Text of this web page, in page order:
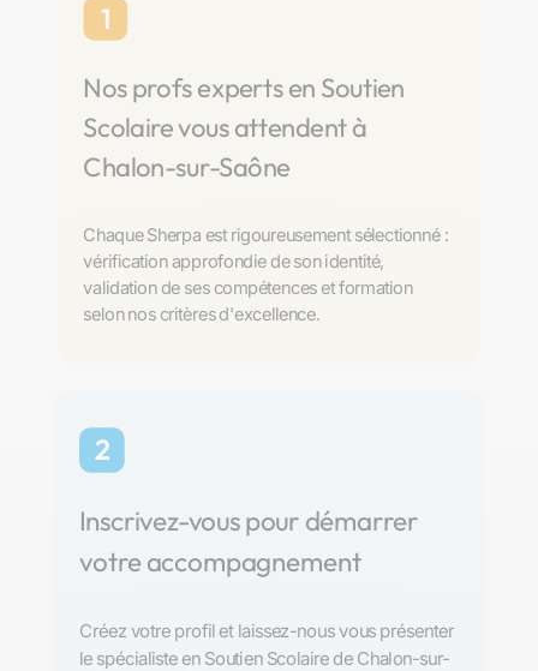
1
Nos profs experts en Soutien
Scolaire vous attendent à
Chalon-sur-Saône
Chaque Sherpa est rigoureusement sélectionné :
vérification approfondie de son identité,
validation de ses compétences et formation
selon nos critères d'excellence.
2
Inscrivez-vous pour démarrer
votre accompagnement
Créez votre profil et laissez-nous vous présenter
le spécialiste en Soutien Scolaire de Chalon-sur-